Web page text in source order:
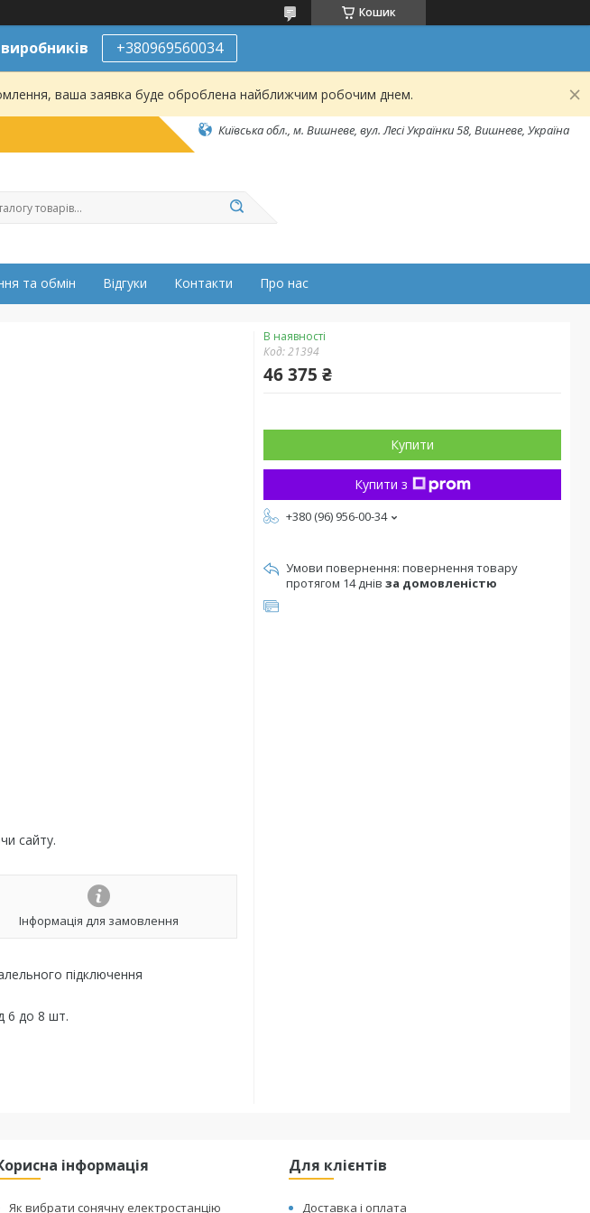
Кошик
+380969560034
ваша заявка буде оброблена найближчим робочим днем.
Київська обл., м. Вишневе, вул. Лесі Українки 58, Вишневе, Україна
та обмін Відгуки Контакти Про нас
сайту.
Інформація для замовлення
підключення
6 до 8 шт.
В наявності
Код:21394
46 375 ₴
Купити
Купити з
+380 (96) 956-00-34
повернення товару
протягом 14 днів за домовленістю
інформація
Як вибрати сонячну електростанцію
Для клієнтів
Доставка і оплата